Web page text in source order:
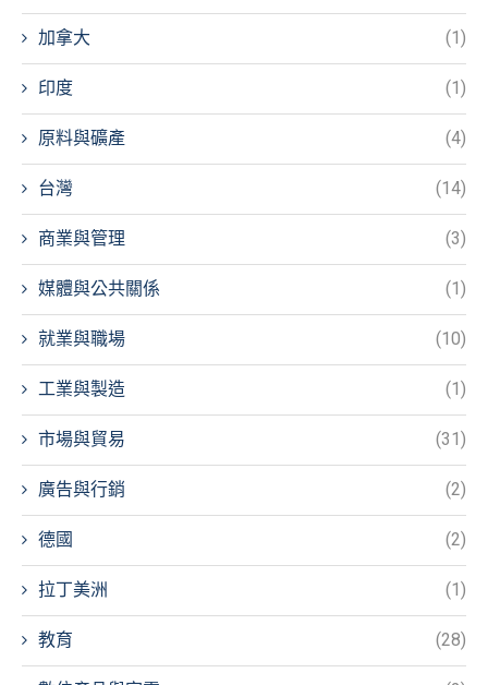
加拿大 (1)
印度 (1)
原料與礦產 (4)
台灣 (14)
商業與管理 (3)
媒體與公共關係 (1)
就業與職場 (10)
工業與製造 (1)
市場與貿易 (31)
廣告與行銷 (2)
德國 (2)
拉丁美洲 (1)
教育 (28)